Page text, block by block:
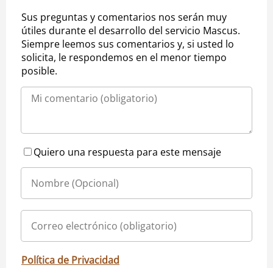
Sus preguntas y comentarios nos serán muy
útiles durante el desarrollo del servicio Mascus.
Siempre leemos sus comentarios y, si usted lo
solicita, le respondemos en el menor tiempo
posible.
Quiero una respuesta para este mensaje
Política de Privacidad